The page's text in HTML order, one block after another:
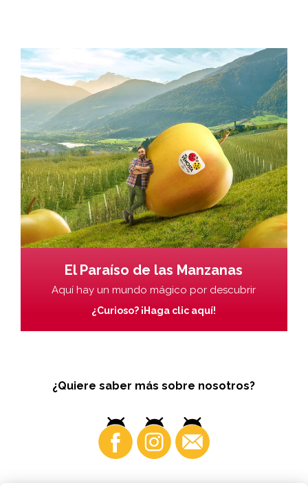
El Paraíso de las Manzanas
Aquí hay un mundo mágico por descubrir
¿Curioso? ¡Haga clic aquí!
¿Quiere saber más sobre nosotros?